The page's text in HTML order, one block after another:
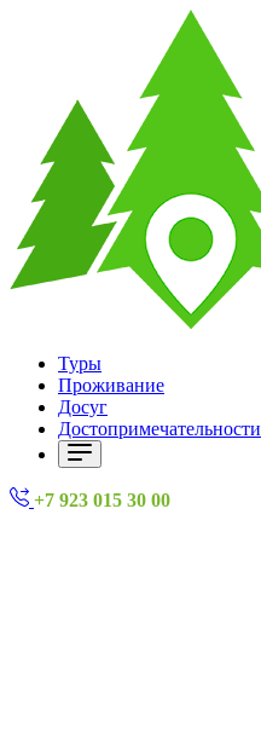
Туры
Проживание
Досуг
Достопримечательности
+7 923 015 30 00